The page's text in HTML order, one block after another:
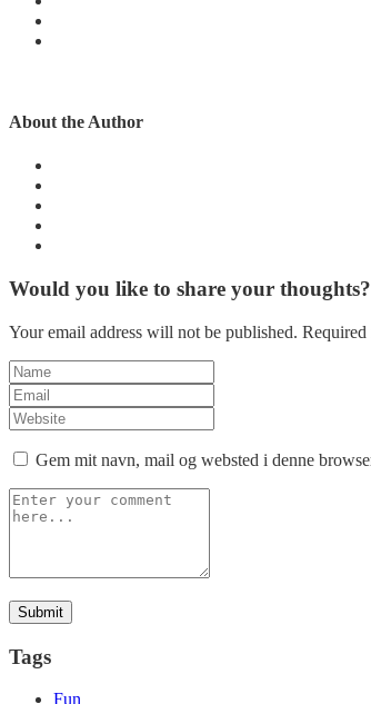
About the Author
Would you like to share your thoughts?
Your email address will not be published.
Gem mit navn, mail og websted i denne
Tags
Fun